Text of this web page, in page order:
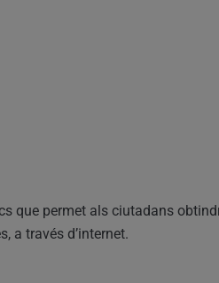
que permet als ciutadans
a través d’internet.